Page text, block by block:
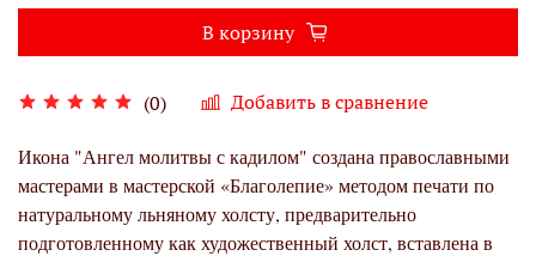
(0) Добавить в сравнение
В корзину
Икона "Ангел молитвы с кадилом" создана православными
мастерами в мастерской «Благолепие» методом печати по
натуральному льняному холсту, предварительно
подготовленному как художественный холст, вставлена в